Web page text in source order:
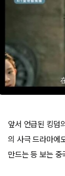
앞서 언급된 킹덤
의 사극 드라마에
만드는 등 보는